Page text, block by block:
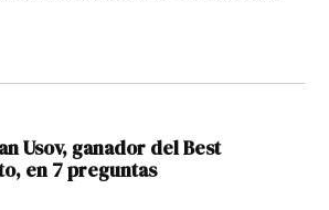
Usov, ganador del Best
en 7 preguntas